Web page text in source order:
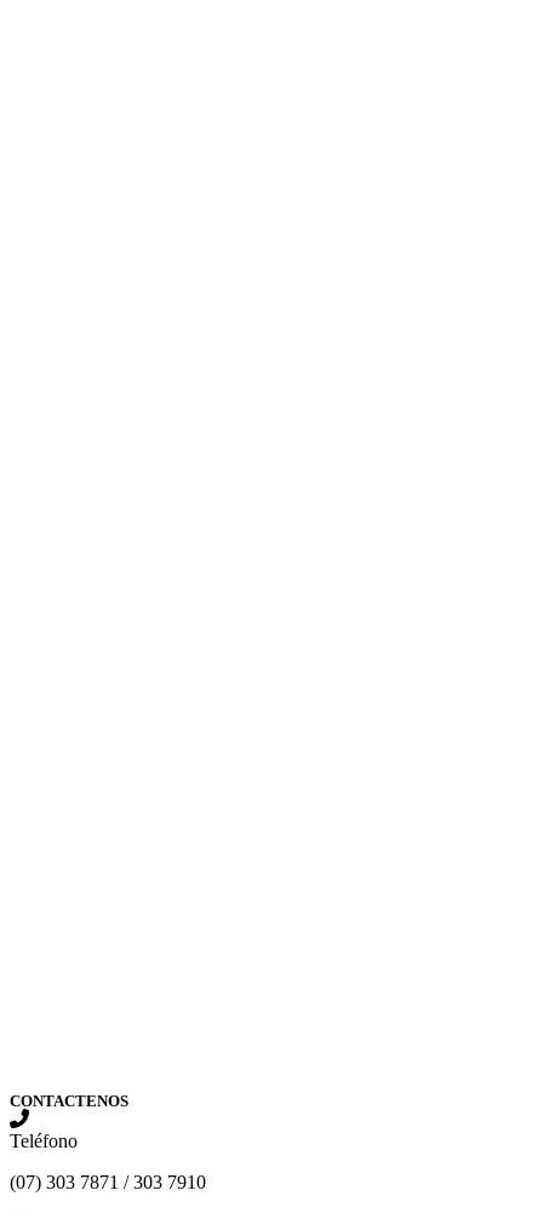
CONTACTENOS
Teléfono
(07) 303 7871 / 303 7910